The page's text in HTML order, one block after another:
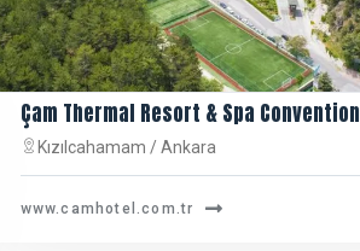
Çam Thermal Resort & Spa Convention
Kızılcahamam / Ankara
www.camhotel.com.tr